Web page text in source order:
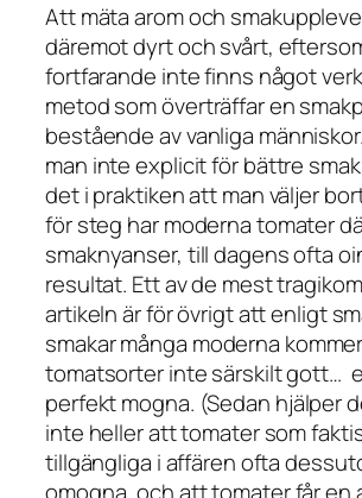
Att mäta arom och
däremot dyrt och svårt,
fortfarande inte finns något
metod som överträffar en
bestående av vanliga
man inte explicitförbättre
det i praktiken att man väljer
för steg har moderna tomater
smaknyanser, till dagens ofta
resultat. Ett av de mest
artikeln är för övrigt att enligt
smakar många moderna
tomatsorter inte särskilt gott…
perfektmogna. (Sedan hjälper
inte heller att tomater som
tillgängliga i affären ofta